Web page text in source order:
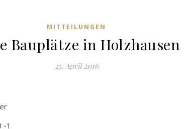
MITTEILUNGEN
Bauplätze in Holzhausen
25. April 2016